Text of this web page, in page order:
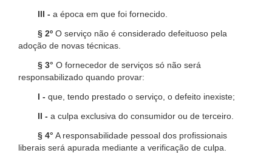
III - a época em que foi fornecido.
§ 2º O serviço não é considerado defeituoso pela
adoção de novas técnicas.
§ 3° O fornecedor de serviços só não será
responsabilizado quando provar:
I - que, tendo prestado o serviço, o defeito inexiste;
II - a culpa exclusiva do consumidor ou de terceiro.
§ 4° A responsabilidade pessoal dos profissionais
liberais será apurada mediante a verificação de culpa.